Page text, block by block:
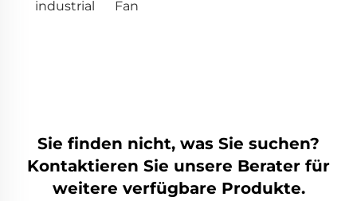
industrial Fan
Sie finden nicht, was Sie suchen?
Kontaktieren Sie unsere Berater für
weitere verfügbare Produkte.